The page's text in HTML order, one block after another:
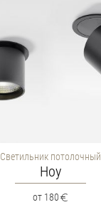
Светильник потолочный
Hoy
от 180